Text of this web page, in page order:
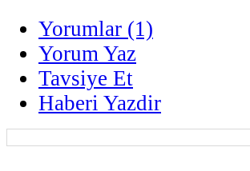
Yorumlar (1)
Yorum Yaz
Tavsiye Et
Haberi Yazdir